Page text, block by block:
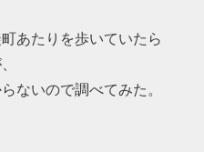
あたりを歩いていたら
ないので調べてみた。